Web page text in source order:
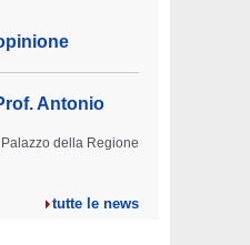
Antonio
della Regione
tutte le news